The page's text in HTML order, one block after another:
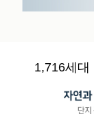
1,716세대